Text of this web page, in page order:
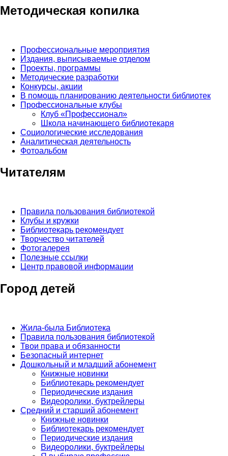
Методическая копилка
Профессиональные мероприятия
Издания, выписываемые отделом
Проекты, программы
Методические разработки
Конкурсы, акции
В помощь планированию деятельности библиотек
Профессиональные клубы
Клуб «Профессионал»
Школа начинающего библиотекаря
Социологические исследования
Аналитическая деятельность
Фотоальбом
Читателям
Правила пользования библиотекой
Клубы и кружки
Библиотекарь рекомендует
Творчество читателей
Фотогалерея
Полезные ссылки
Центр правовой информации
Город детей
Жила-была Библиотека
Правила пользования библиотекой
Твои права и обязанности
Безопасный интернет
Дошкольный и младший абонемент
Книжные новинки
Библиотекарь рекомендует
Периодические издания
Видеоролики, буктрейлеры
Средний и старший абонемент
Книжные новинки
Библиотекарь рекомендует
Периодические издания
Видеоролики, буктрейлеры